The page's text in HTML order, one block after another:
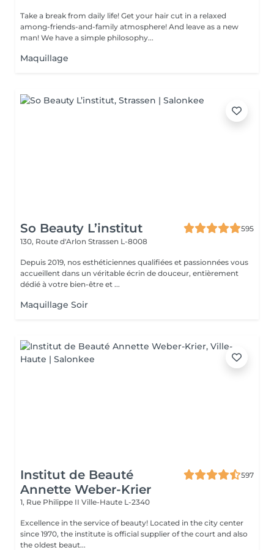
Take a break from daily life! Get your hair cut in a relaxed
among-friends-and-family atmosphere! And leave as a new
man! We have a simple philosophy...
Maquillage
So Beauty L’institut
595
130, Route d'Arlon Strassen L-8008
Depuis 2019, nos esthéticiennes qualifiées et passionnées vous
accueillent dans un véritable écrin de douceur, entièrement
dédié à votre bien-être et ...
Maquillage Soir
Institut de Beauté
Annette Weber-Krier
597
1, Rue Philippe II Ville-Haute L-2340
Excellence in the service of beauty! Located in the city center
since 1970, the institute is official supplier of the court and also
the oldest beaut...